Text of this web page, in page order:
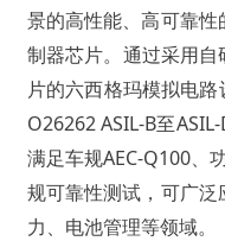
景的高性能、高可靠
制器芯片。通过采用
片的六西格玛模拟电
O26262 ASIL-B至
满足车规AEC-Q100、
规可靠性测试，可广
力、电池管理等领域。